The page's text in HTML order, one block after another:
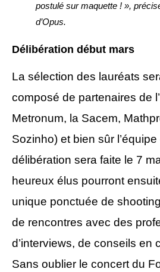
postulé sur maquette ! »,
d’Opus.
Délibération début mars
La sélection des lauréats
composé de partenaires de
Metronum, la Sacem,
Sozinho) et bien sûr l’équipe
délibération sera faite le 7
heureux élus pourront
unique ponctuée de
de rencontres avec des
d’interviews, de conseils
Sans oublier le concert du